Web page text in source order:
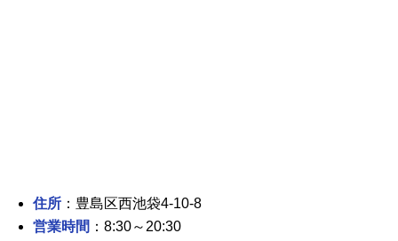
住所 ：豊島区西池袋4-10-8
営業時間 ：8:30～20:30